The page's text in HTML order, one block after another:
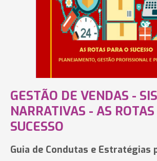
GESTÃO DE VENDAS -
NARRATIVAS - AS
SUCESSO
Guia de Condutas e Estratégias